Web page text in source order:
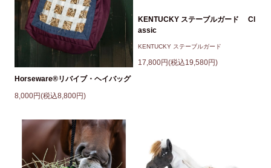
Horseware®リバイブ・ヘイバッグ
8,000円(税込8,800円)
KENTUCKY ステーブルガード Cl
assic
KENTUCKY ステーブルガード
17,800円(税込19,580円)